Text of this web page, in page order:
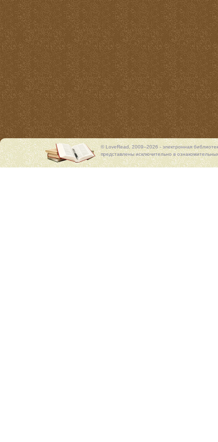
© LoveRead, 2009–2026 - электронная
представлены исключительно в